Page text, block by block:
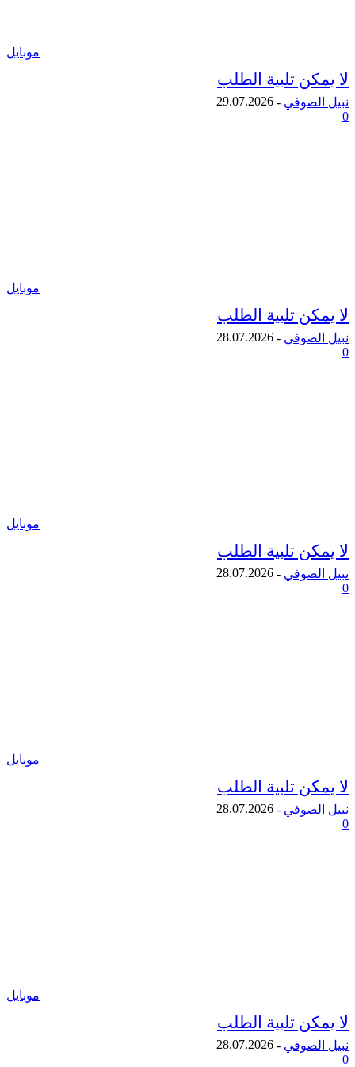
تلبية الطلب
-
29.07.2026
تلبية الطلب
-
28.07.2026
تلبية الطلب
-
28.07.2026
تلبية الطلب
-
28.07.2026
تلبية الطلب
-
28.07.2026